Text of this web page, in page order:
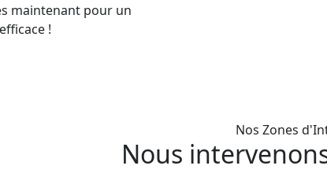
maintenant pour un
!
Nos Zones
Nous